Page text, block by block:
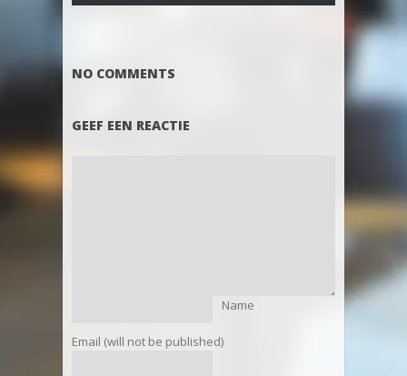
NO COMMENTS
GEEF EEN REACTIE
Name
Email (will not be published)